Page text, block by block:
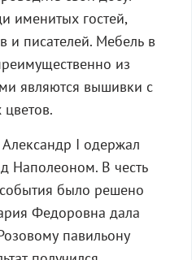
именитых гостей,
и писателей. Мебель в
из
являются вышивки с
I одержал
Наполеоном. В честь
было решено
Федоровна дала
павильону